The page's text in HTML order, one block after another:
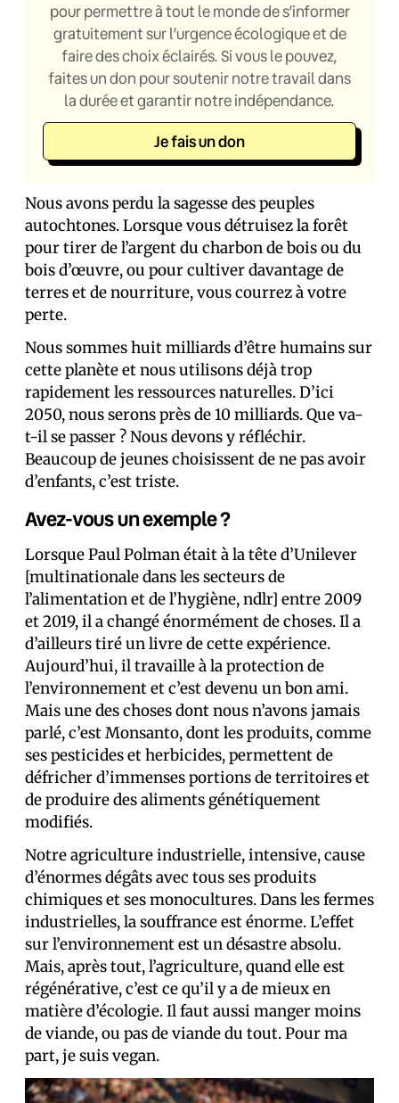
pour permettre à tout le monde de s’informer
gratuitement sur l’urgence écologique et de
faire des choix éclairés. Si vous le pouvez,
faites un don pour soutenir notre travail dans
la durée et garantir notre indépendance.
Je fais un don
Nous avons perdu la sagesse des peuples
autochtones. Lorsque vous détruisez la forêt
pour tirer de l’argent du charbon de bois ou du
bois d’œuvre, ou pour cultiver davantage de
terres et de nourriture, vous courrez à votre
perte.
Nous sommes huit milliards d’être humains sur
cette planète et nous utilisons déjà trop
rapidement les ressources naturelles. D’ici
2050, nous serons près de 10 milliards. Que va-
t-il se passer ? Nous devons y réfléchir.
Beaucoup de jeunes choisissent de ne pas avoir
d’enfants, c’est triste.
Avez-vous un exemple ?
Lorsque Paul Polman était à la tête d’Unilever
[multinationale dans les secteurs de
l’alimentation et de l’hygiène, ndlr] entre 2009
et 2019, il a changé énormément de choses. Il a
d’ailleurs tiré un livre de cette expérience.
Aujourd’hui, il travaille à la protection de
l’environnement et c’est devenu un bon ami.
Mais une des choses dont nous n’avons jamais
parlé, c’est Monsanto, dont les produits, comme
ses pesticides et herbicides, permettent de
défricher d’immenses portions de territoires et
de produire des aliments génétiquement
modifiés.
Notre agriculture industrielle, intensive, cause
d’énormes dégâts avec tous ses produits
chimiques et ses monocultures. Dans les fermes
industrielles, la souffrance est énorme. L’effet
sur l’environnement est un désastre absolu.
Mais, après tout, l’agriculture, quand elle est
régénérative, c’est ce qu’il y a de mieux en
matière d’écologie. Il faut aussi manger moins
de viande, ou pas de viande du tout. Pour ma
part, je suis vegan.